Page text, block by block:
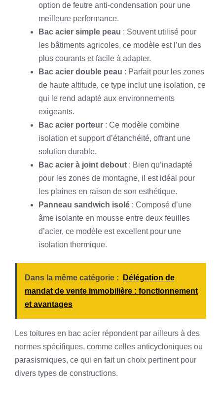
option de feutre anti-condensation pour une
meilleure performance.
Bac acier simple peau : Souvent utilisé pour
les bâtiments agricoles, ce modèle est l’un des
plus courants et facile à adapter.
Bac acier double peau : Parfait pour les zones
de haute altitude, ce type inclut une isolation, ce
qui le rend adapté aux environnements
exigeants.
Bac acier porteur : Ce modèle combine
isolation et support d’étanchéité, offrant une
solution durable.
Bac acier à joint debout : Bien qu’inadapté
pour les zones de montagne, il est idéal pour
les plaines en raison de son esthétique.
Panneau sandwich isolé : Composé d’une
âme isolante en mousse entre deux feuilles
d’acier, ce modèle est excellent pour une
isolation thermique.
Dans la même catégorie :
Délégation de
mandat de vente immobilière : fonctionnement
et avantages
Les toitures en bac acier répondent par ailleurs à des
normes spécifiques, comme celles anticycloniques ou
parasismiques, ce qui en fait un choix pertinent pour
divers types de constructions.